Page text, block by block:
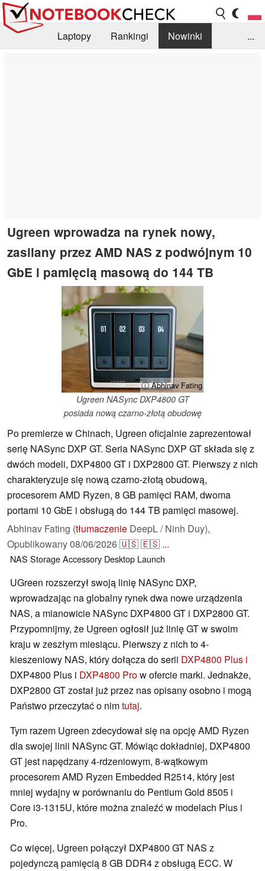
Laptopy Rankingi
Nowinki
...
Ugreen wprowadza na rynek nowy,
zasilany przez AMD NAS z podwójnym 10
GbE i pamięcią masową do 144 TB
ⓘ Abhinav Fating
Ugreen NASync DXP4800 GT
posiada nową czarno-złotą obudowę
Po premierze w Chinach, Ugreen oficjalnie zaprezentował
serię NASync DXP GT. Seria NASync DXP GT składa się z
dwóch modeli, DXP4800 GT i DXP2800 GT. Pierwszy z nich
charakteryzuje się nową czarno-złotą obudową,
procesorem AMD Ryzen, 8 GB pamięci RAM, dwoma
portami 10 GbE i obsługą do 144 TB pamięci masowej.
Abhinav Fating (tłumaczenie DeepL / Ninh Duy),
Opublikowany08/06/2026🇺🇸🇪🇸 ...
NAS StorageAccessory Desktop Launch
UGreen rozszerzył swoją linię NASync DXP,
wprowadzając na globalny rynek dwa nowe urządzenia
NAS, a mianowicie NASync DXP4800 GT i DXP2800 GT.
Przypomnijmy, że Ugreen ogłosił już linię GT w swoim
kraju w zeszłym miesiącu. Pierwszy z nich to 4-
kieszeniowy NAS, który dołącza do serii DXP4800 Plus i
DXP4800 Plus i DXP4800 Prow ofercie marki. Jednakże,
DXP2800 GT został już przez nas opisany osobno i mogą
Państwo przeczytać o nimtutaj.
Tym razem Ugreen zdecydował się na opcję AMD Ryzen
dla swojej linii NASync GT. Mówiąc dokładniej, DXP4800
GT jest napędzany 4-rdzeniowym, 8-wątkowym
procesorem AMD Ryzen Embedded R2514, który jest
mniej wydajny w porównaniu do Pentium Gold 8505 i
Core i3-1315U, które można znaleźć w modelach Plus i
Pro.
Co więcej, Ugreen połączył DXP4800 GT NAS z
pojedynczą pamięcią 8 GB DDR4 z obsługą ECC. W